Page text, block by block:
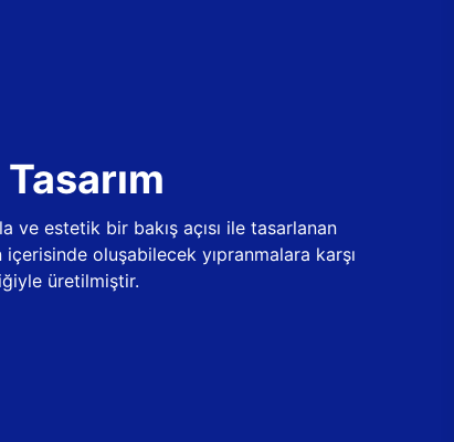
ve estetik bir bakış açısı ile tasarlanan
oluşabilecek yıpranmalara karşı
üretilmiştir.